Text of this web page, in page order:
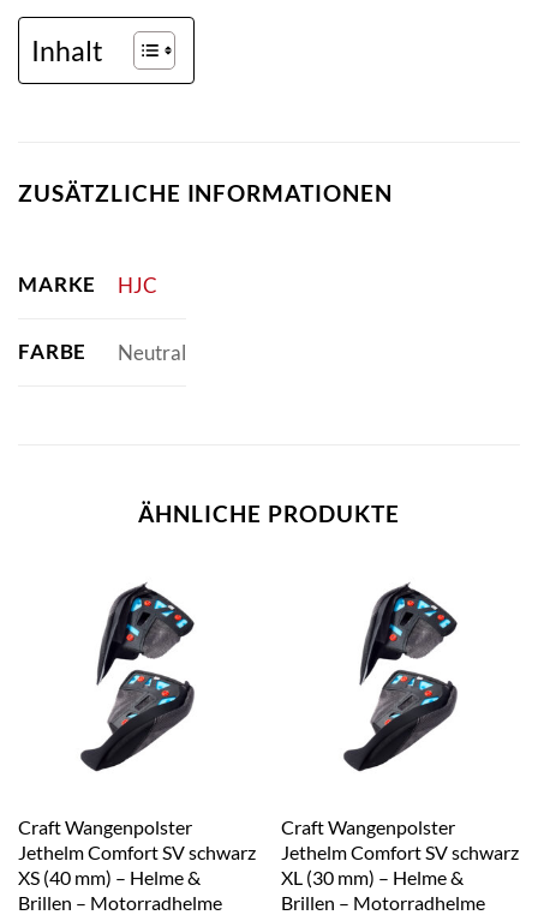
Inhalt
ZUSÄTZLICHE INFORMATIONEN
MARKE HJC
FARBE Neutral
ÄHNLICHE PRODUKTE
Craft Wangenpolster
Jethelm Comfort SV schwarz
XS (40 mm) – Helme &
Brillen – Motorradhelme
Craft Wangenpolster
Jethelm Comfort SV schwarz
XL (30 mm) – Helme &
Brillen – Motorradhelme